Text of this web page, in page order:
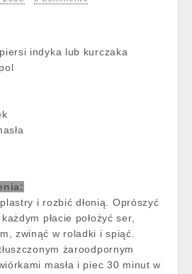
indyka lub kurczaka
i rozbić dłonią. Oprószyć
płacie położyć ser,
zwinąć w roladki i spiąć.
żaroodpornym
masła i piec 30 minut w